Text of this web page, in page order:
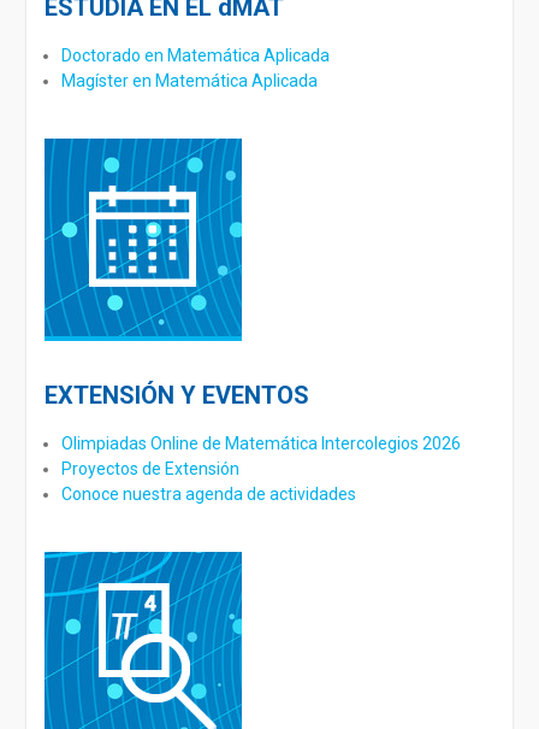
ESTUDIA EN EL dMAT
Doctorado en Matemática Aplicada
Magíster en Matemática Aplicada
EXTENSIÓN Y EVENTOS
Olimpiadas Online de Matemática Intercolegios 2026
Proyectos de Extensión
Conoce nuestra agenda de actividades